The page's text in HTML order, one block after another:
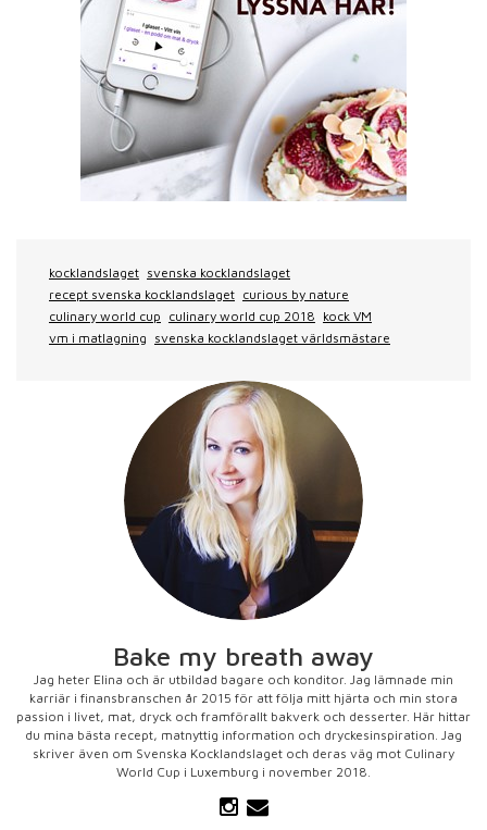
kocklandslaget svenska kocklandslaget
recept svenska kocklandslaget curious by nature
culinary world cup culinary world cup 2018 kock VM
vm i matlagning svenska kocklandslaget världsmästare
Bake my breath away
Jag heter Elina och är utbildad bagare och konditor. Jag lämnade min
karriär i finansbranschen år 2015 för att följa mitt hjärta och min stora
passion i livet, mat, dryck och framförallt bakverk och desserter. Här hittar
du mina bästa recept, matnyttig information och dryckesinspiration. Jag
skriver även om Svenska Kocklandslaget och deras väg mot Culinary
World Cup i Luxemburg i november 2018.